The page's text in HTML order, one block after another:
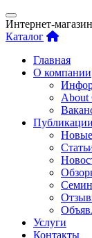
Интернет-
Каталог
Главная
О компании
About
Публикации
Услуги
Контакты